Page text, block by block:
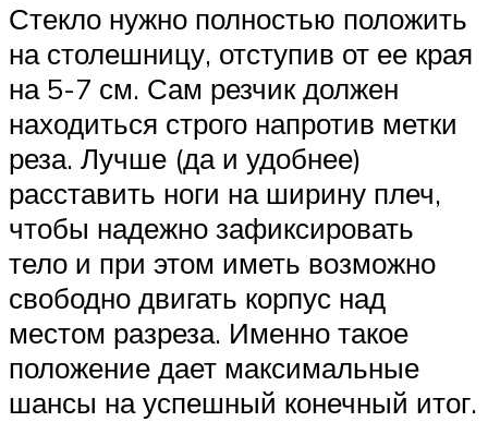
Стекло нужно полностью положить
на столешницу, отступив от ее края
на 5-7 см. Сам резчик должен
находиться строго напротив метки
реза. Лучше (да и удобнее)
расставить ноги на ширину плеч,
чтобы надежно зафиксировать
тело и при этом иметь возможно
свободно двигать корпус над
местом разреза. Именно такое
положение дает максимальные
шансы на успешный конечный итог.